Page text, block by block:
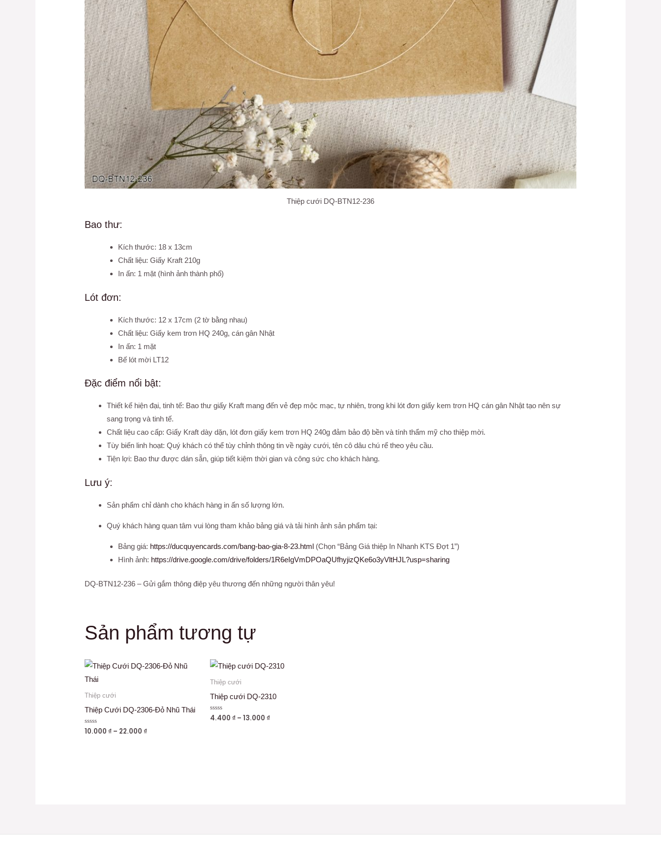
Thiệp cưới DQ-BTN12-236
Bao thư:
Kích thước: 18 x 13cm
Chất liệu: Giấy Kraft 210g
In ấn: 1 mặt (hình ảnh thành phố)
Lót đơn:
Kích thước: 12 x 17cm (2 tờ bằng nhau)
Chất liệu: Giấy kem trơn HQ 240g, cán gân Nhật
In ấn: 1 mặt
Bế lót mời LT12
Đặc điểm nổi bật:
Thiết kế hiện đại, tinh tế: Bao thư giấy Kraft mang đến vẻ đẹp mộc mạc, tự nhiên, trong khi lót đơn giấy kem trơn HQ cán gân Nhật tạo nên sự
sang trọng và tinh tế.
Chất liệu cao cấp: Giấy Kraft dày dặn, lót đơn giấy kem trơn HQ 240g đảm bảo độ bền và tính thẩm mỹ cho thiệp mời.
Tùy biến linh hoạt: Quý khách có thể tùy chỉnh thông tin về ngày cưới, tên cô dâu chú rể theo yêu cầu.
Tiện lợi: Bao thư được dán sẵn, giúp tiết kiệm thời gian và công sức cho khách hàng.
Lưu ý:
Sản phẩm chỉ dành cho khách hàng in ấn số lượng lớn.
Quý khách hàng quan tâm vui lòng tham khảo bảng giá và tải hình ảnh sản phẩm tại:
Bảng giá: https://ducquyencards.com/bang-bao-gia-8-23.html(Chọn “Bảng Giá thiệp In Nhanh KTS Đợt 1”)
Hình ảnh: https://drive.google.com/drive/folders/1R6eIgVmDPOaQUfhyjizQKe6o3yVltHJL?usp=sharing
DQ-BTN12-236 – Gửi gắm thông điệp yêu thương đến những người thân yêu!
Sản phẩm tương tự
Thiệp cưới
Thiệp Cưới DQ-2306-Đỏ Nhũ Thái
Được
10.000 ₫ – 22.000 ₫
Thiệp cưới
Thiệp cưới DQ-2310
Được
4.400 ₫ –13.000 ₫